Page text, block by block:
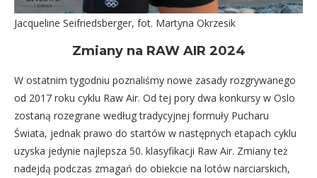
Jacqueline Seifriedsberger, fot. Martyna Okrzesik
Zmiany na RAW AIR 2024
W ostatnim tygodniu poznaliśmy nowe zasady rozgrywanego
od 2017 roku cyklu Raw Air. Od tej pory dwa konkursy w Oslo
zostaną rozegrane według tradycyjnej formuły Pucharu
Świata, jednak prawo do startów w następnych etapach cyklu
uzyska jedynie najlepsza 50. klasyfikacji Raw Air. Zmiany też
nadejdą podczas zmagań do obiekcie na lotów narciarskich,